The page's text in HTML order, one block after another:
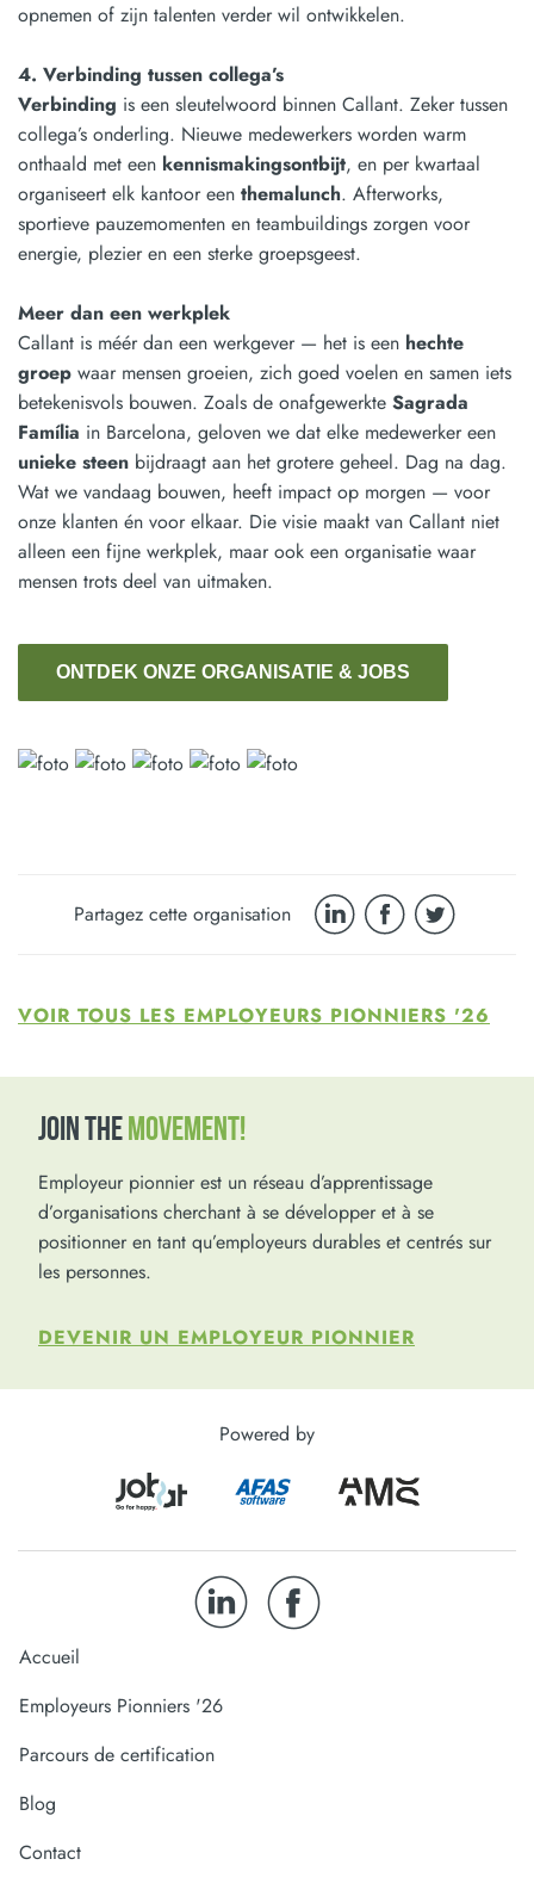
opnemen of zijn talenten verder wil ontwikkelen.
4. Verbinding tussen collega’s
Verbinding is een sleutelwoord binnen Callant. Zeker tussen
collega’s onderling. Nieuwe medewerkers worden warm
onthaald met een kennismakingsontbijt, en per kwartaal
organiseert elk kantoor een themalunch. Afterworks,
sportieve pauzemomenten en teambuildings zorgen voor
energie, plezier en een sterke groepsgeest.
Meer dan een werkplek
Callant is méér dan een werkgever — het is een hechte
groep waar mensen groeien, zich goed voelen en samen iets
betekenisvols bouwen. Zoals de onafgewerkte Sagrada
Família in Barcelona, geloven we dat elke medewerker een
unieke steen bijdraagt aan het grotere geheel. Dag na dag.
Wat we vandaag bouwen, heeft impact op morgen — voor
onze klanten én voor elkaar. Die visie maakt van Callant niet
alleen een fijne werkplek, maar ook een organisatie waar
mensen trots deel van uitmaken.
ONTDEK ONZE ORGANISATIE & JOBS
Partagez cette organisation
VOIR TOUS LES EMPLOYEURS PIONNIERS '26
JOIN THEMOVEMENT!
Employeur pionnier est un réseau d’apprentissage
d’organisations cherchant à se développer et à se
positionner en tant qu’employeurs durables et centrés sur
les personnes.
DEVENIR UN EMPLOYEUR PIONNIER
Powered by
Accueil
Employeurs Pionniers '26
Parcours de certification
Blog
Contact